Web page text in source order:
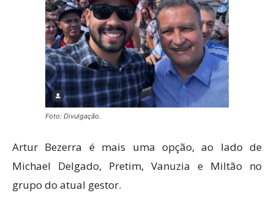
Foto: Divulgação.
Artur Bezerra é mais uma opção, ao lado de
Michael Delgado, Pretim, Vanuzia e Miltão no
grupo do atual gestor.